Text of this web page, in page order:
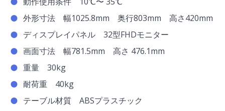
外形寸法 幅1025.8mm 奥行803mm 高さ420mm
ディスプレイパネル 32型FHDモニター
画面寸法 幅781.5mm 高さ 476.1mm
重量 30kg
耐荷重 40kg
テーブル材質 ABSプラスチック